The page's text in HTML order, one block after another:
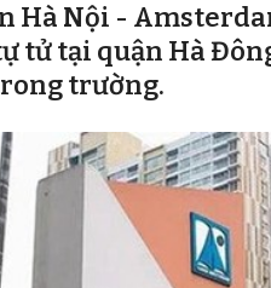
Hà Nội -
tử tại quận Hà
trường.